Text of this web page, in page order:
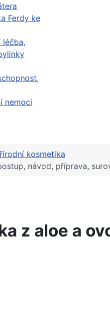
Ferdy ke
léčba,
nemoci
kosmetika
návod, příprava,
z aloe a